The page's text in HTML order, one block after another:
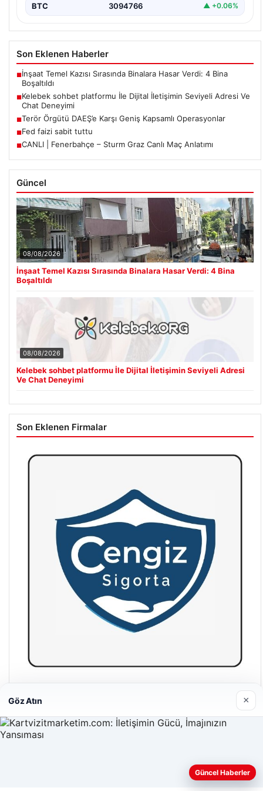
BTC 3094766 ▲ +0.06%
Son Eklenen Haberler
■İnşaat Temel Kazısı Sırasında Binalara Hasar Verdi: 4 Bina
Boşaltıldı
■Kelebek sohbet platformu İle Dijital İletişimin Seviyeli Adresi Ve
Chat Deneyimi
■Terör Örgütü DAEŞ’e Karşı Geniş Kapsamlı Operasyonlar
■Fed faizi sabit tuttu
■CANLI | Fenerbahçe – Sturm Graz Canlı Maç Anlatımı
Güncel
08/08/2026
İnşaat Temel Kazısı Sırasında Binalara Hasar Verdi: 4 Bina
Boşaltıldı
08/08/2026
Kelebek sohbet platformu İle Dijital İletişimin Seviyeli Adresi
Ve Chat Deneyimi
Son Eklenen Firmalar
26/05/2026
Web sitemizi nasıl kullandığınızı daha iyi anlayabilmek,
Göz Atın ×
Güncel Haberler